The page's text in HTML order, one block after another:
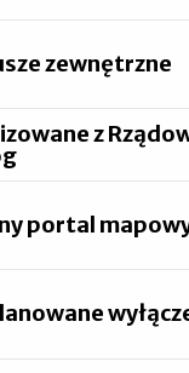
zewnętrzne
z
portal